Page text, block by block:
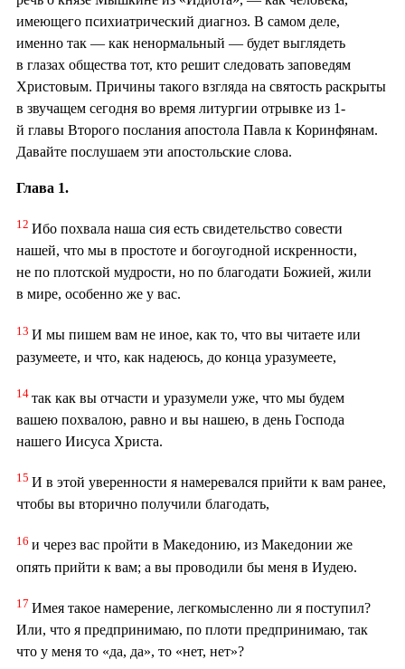
имеющего психиатрический диагноз. В самом деле,
именно так — как ненормальный — будет выглядеть
в глазах общества тот, кто решит следовать заповедям
Христовым. Причины такого взгляда на святость раскрыты
в звучащем сегодня во время литургии отрывке из 1-
й главы Второго послания апостола Павла к Коринфянам.
Давайте послушаем эти апостольские слова.
Глава 1.
12 Ибо похвала наша сия есть свидетельство совести
нашей, что мы в простоте и богоугодной искренности,
не по плотской мудрости, но по благодати Божией, жили
в мире, особенно же у вас.
13 И мы пишем вам не иное, как то, что вы читаете или
разумеете, и что, как надеюсь, до конца уразумеете,
14 так как вы отчасти и уразумели уже, что мы будем
вашею похвалою, равно и вы нашею, в день Господа
нашего Иисуса Христа.
15 И в этой уверенности я намеревался прийти к вам ранее,
чтобы вы вторично получили благодать,
16 и через вас пройти в Македонию, из Македонии же
опять прийти к вам; а вы проводили бы меня в Иудею.
17 Имея такое намерение, легкомысленно ли я поступил?
Или, что я предпринимаю, по плоти предпринимаю, так
что у меня то «да, да», то «нет, нет»?